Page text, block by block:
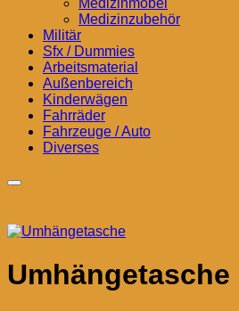
Medizinmöbel
Medizinzubehör
Militär
Sfx / Dummies
Arbeitsmaterial
Außenbereich
Kinderwägen
Fahrräder
Fahrzeuge / Auto
Diverses
Umhängetasche